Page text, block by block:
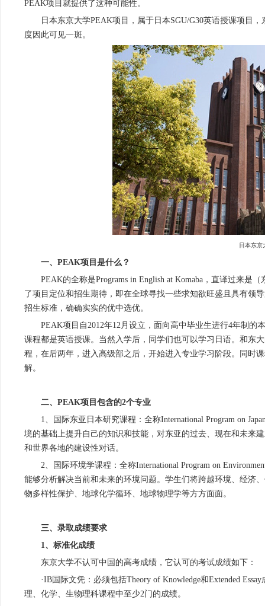
PEAK项目就提供了这种可能性。
日本东京大学PEAK项目，属于日本SGU/G30英语授课项目
度因此可见一斑。
日本东京
一、PEAK项目是什么？
PEAK的全称是Programs in English at Komaba，直译过来是
了项目定位和招生期待，即在全球寻找一些求知欲旺盛且具有领
招生标准，确确实实的优中选优。
PEAK项目自2012年12月设立，面向高中毕业生进行4年制
课程都是英语授课。当然入学后，同学们也可以学习日语。和东
程，在后两年，进入高级部之后，开始进入专业学习阶段。同时
解。
二、PEAK项目包含的2个专业
1、国际东亚日本研究课程：全称International Program on
境的基础上提升自己的知识和技能，对东亚的过去、现在和未来
和世界各地的建设性对话。
2、国际环境学课程：全称International Program on
能够分析解决当前和未来的环境问题。学生们将跨越环境、经济
物多样性保护、地球化学循环、地球物理学等方方面面。
三、录取成绩要求
1、标准化成绩
东京大学不认可中国的高考成绩，它认可的考试成绩如下：
·IB国际文凭：必须包括Theory of Knowledge和Extended
理、化学、生物理科课程中至少2门的成绩。